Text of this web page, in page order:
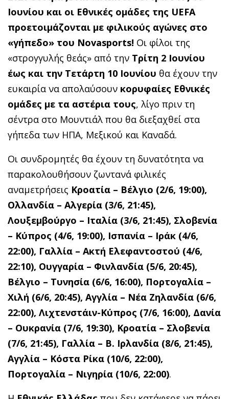
Ιουνίου και οι Εθνικές ομάδες της UEFA
προετοιμάζονται με φιλικούς αγώνες στο
«γήπεδο» του Novasports! Οι φίλοι της
«στρογγυλής θεάς» από την Τρίτη 2 Ιουνίου
έως και την Τετάρτη 10 Ιουνίου θα έχουν την
ευκαιρία να απολαύσουν κορυφαίες Εθνικές
ομάδες με τα αστέρια τους, λίγο πριν τη
σέντρα στο Μουντιάλ που θα διεξαχθεί στα
γήπεδα των ΗΠΑ, Μεξικού και Καναδά.
Οι συνδρομητές θα έχουν τη δυνατότητα να
παρακολουθήσουν ζωντανά φιλικές
αναμετρήσεις Κροατία – Βέλγιο (2/6, 19:00),
Ολλανδία – Αλγερία (3/6, 21:45),
Λουξεμβούργο – Ιταλία (3/6, 21:45), Σλοβενία
– Κύπρος (4/6, 19:00), Ισπανία – Ιράκ (4/6,
22:00), Γαλλία – Ακτή Ελεφαντοστού (4/6,
22:10), Ουγγαρία – Φινλανδία (5/6, 20:45),
Βέλγιο – Τυνησία (6/6, 16:00), Πορτογαλία –
Χιλή (6/6, 20:45), Αγγλία – Νέα Ζηλανδία (6/6,
22:00), Λιχτενστάιν-Κύπρος (7/6, 16:00), Δανία
– Ουκρανία (7/6, 19:30), Κροατία – Σλοβενία
(7/6, 21:45), Γαλλία – Β. Ιρλανδία (8/6, 21:45),
Αγγλία – Κόστα Ρίκα (10/6, 22:00),
Πορτογαλία – Νιγηρία (10/6, 22:00).